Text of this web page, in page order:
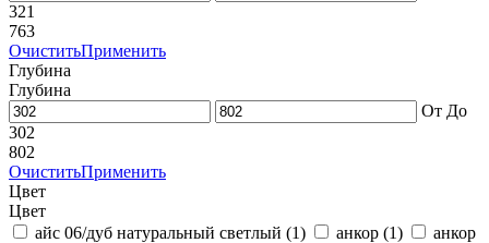
321
763
ОчиститьПрименить
Глубина
Глубина
От До
302
802
ОчиститьПрименить
Цвет
Цвет
айс 06/дуб натуральный светлый (1) анкор (1)
анкор